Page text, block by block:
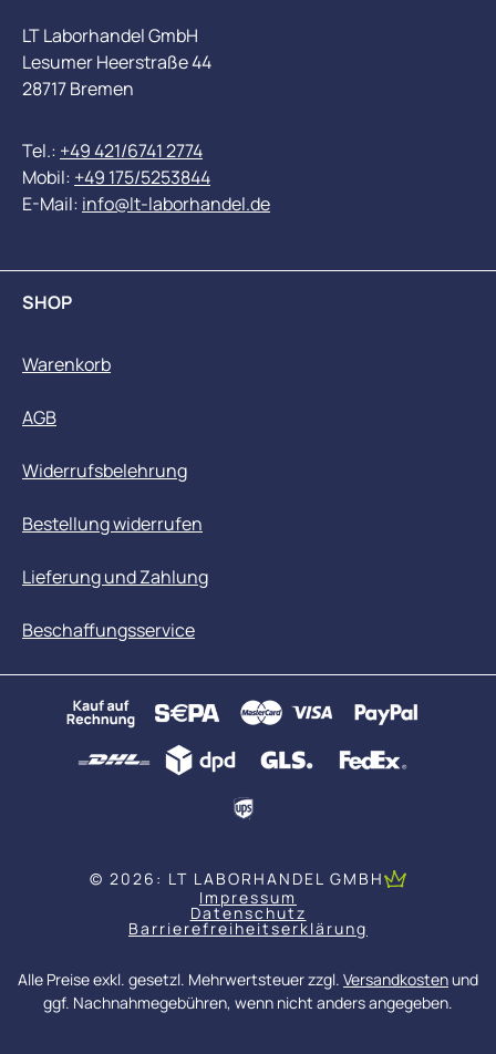
LT Laborhandel GmbH
Lesumer Heerstraße 44
28717 Bremen
Tel.: +49 421/6741 2774
Mobil: +49 175/5253844
E-Mail: info@lt-laborhandel.de
SHOP
Warenkorb
AGB
Widerrufsbelehrung
Bestellung widerrufen
Lieferung und Zahlung
Beschaffungsservice
© 2026: LT LABORHANDEL GMBH
Impressum
Datenschutz
Barrierefreiheitserklärung
Alle Preise exkl. gesetzl. Mehrwertsteuer zzgl. Versandkostenund
ggf. Nachnahmegebühren, wenn nicht anders angegeben.